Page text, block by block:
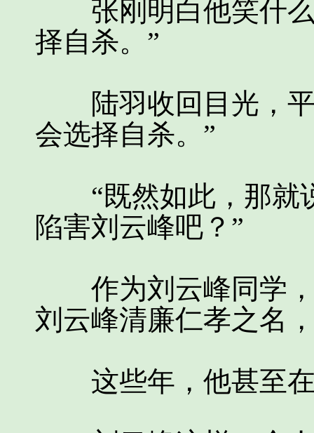
张刚明白他笑什么
择自杀。”
陆羽收回目光，平
会选择自杀。”
“既然如此，那就
陷害刘云峰吧？”
作为刘云峰同学，
刘云峰清廉仁孝之名
这些年，他甚至在